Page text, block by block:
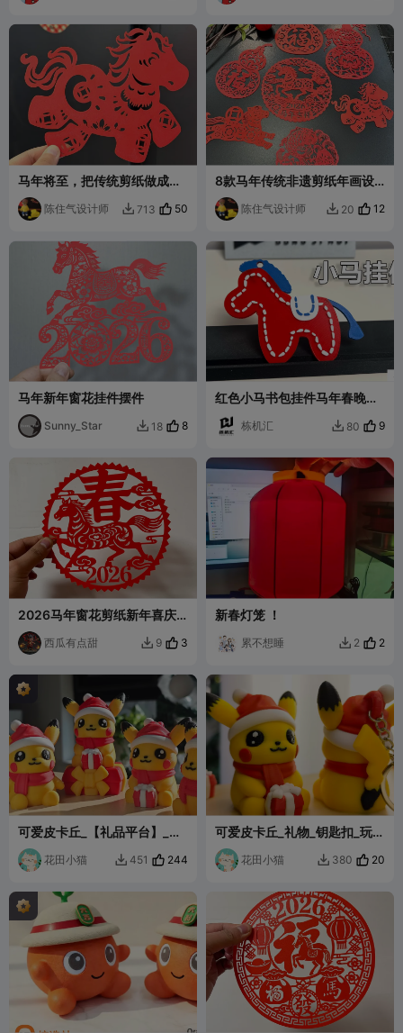
马年将至，把传统剪纸做成
3D 打印模型啦！这款剪纸风
小马保留了镂空纹样与吉祥寓
意，打印后可直接当冰箱桌面
摆件
陈住气设计师  713 50
8款马年传统非遗剪纸年画设
计一键打印，马年大吉、牛马
精神、年年有余、福禄，应有
尽有！！希望大家喜欢
~1.5mm厚度
陈住气设计师  20 12
马年新年窗花挂件摆件
Sunny_Star  18 8
红色小马书包挂件马年春晚新
栋机汇  80 9
2026马年窗花剪纸新年喜庆
装饰
西瓜有点甜  9 3
新春灯笼 ！
累不想睡  2 2
可爱皮卡丘_【礼品平台】_钥
匙扣_玩具
花田小猫  451 244
可爱皮卡丘_礼物_钥匙扣_玩具
Cute Pikachu【Gift】
Keychain Toy
花田小猫  380 20